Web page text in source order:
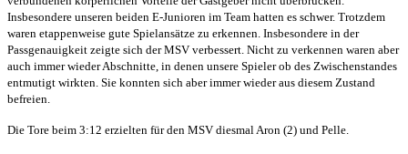
Insbesondere unseren beiden E-Junioren im Team hatten es schwer. Trotzdem
waren etappenweise gute Spielansätze zu erkennen. Insbesondere in der
Passgenauigkeit zeigte sich der MSV verbessert. Nicht zu verkennen waren aber
auch immer wieder Abschnitte, in denen unsere Spieler ob des Zwischenstandes
entmutigt wirkten. Sie konnten sich aber immer wieder aus diesem Zustand
befreien.
Die Tore beim 3:12 erzielten für den MSV diesmal Aron (2) und Pelle.